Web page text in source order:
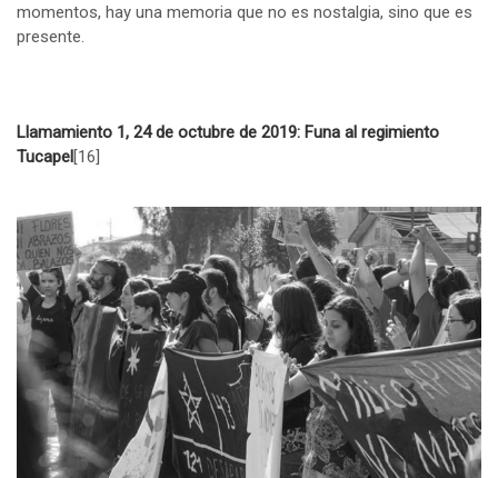
momentos, hay una memoria que no es nostalgia, sino que es
presente.
Llamamiento 1, 24 de octubre de 2019: Funa al regimiento
Tucapel[16]